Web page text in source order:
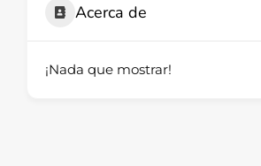
Acerca de
¡Nada que mostrar!